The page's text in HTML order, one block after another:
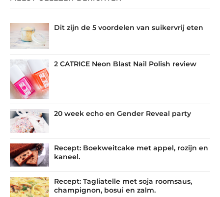
Dit zijn de 5 voordelen van suikervrij eten
2 CATRICE Neon Blast Nail Polish review
20 week echo en Gender Reveal party
Recept: Boekweitcake met appel, rozijn en
kaneel.
Recept: Tagliatelle met soja roomsaus,
champignon, bosui en zalm.